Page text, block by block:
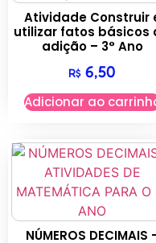
Atividade Construir
utilizar fatos básicos
adição – 3° Ano
R$ 6,50
Adicionar ao
NÚMEROS DECIMAIS